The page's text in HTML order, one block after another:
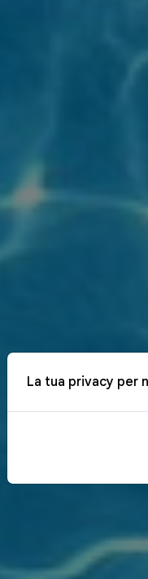
La tua privacy per